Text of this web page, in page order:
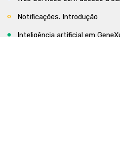
Notificações. Introdução
Inteligência artificial em